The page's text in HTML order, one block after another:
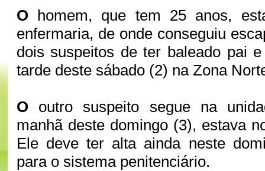
O homem, que tem 25 anos,
enfermaria, de onde conseguiu
dois suspeitos de ter baleado pai
tarde deste sábado (2) na Zona
O outro suspeito segue na
manhã deste domingo (3), estava
Ele deve ter alta ainda neste
para o sistema penitenciário.